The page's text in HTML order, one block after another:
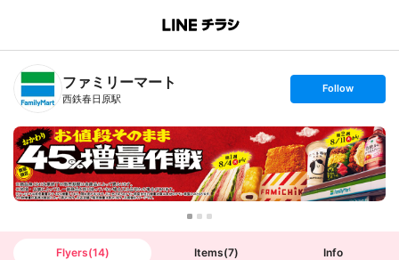
B
n
T
ファミリーマート
西鉄春日原駅
s
t
o
l
l
o
w
Follow
Flyers(14) Items(7) Info